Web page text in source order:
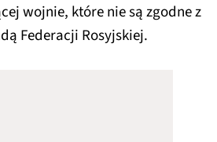
wojnie, które nie są zgodne z
Federacji Rosyjskiej.